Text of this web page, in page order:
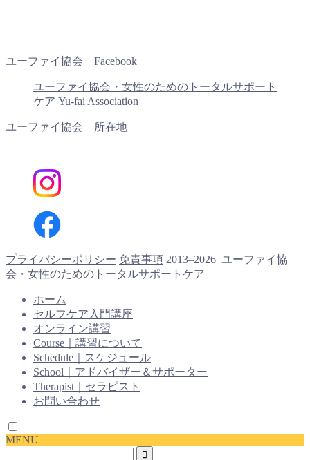
ユーファイ協会 Facebook
ユーファイ協会・女性のためのトータルサポート
ケア Yu-fai Association
ユーファイ協会 所在地
プライバシーポリシー 免責事項 2013–2026 ユーファイ協
会・女性のためのトータルサポートケア
ホーム
セルフケア入門講座
オンライン講習
Course｜講習について
Schedule｜スケジュール
School｜アドバイザー＆サポーター
Therapist｜セラピスト
お問い合わせ
MENU